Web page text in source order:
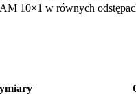
10×1 w równych